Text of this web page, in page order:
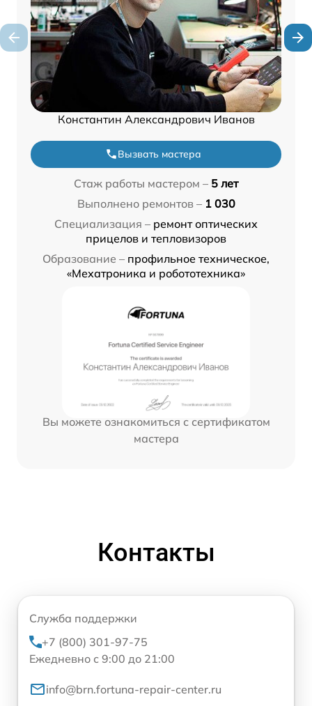
Константин Александрович Иванов
Вызвать мастера
Стаж работы мастером – 5 лет
Выполнено ремонтов – 1 030
Специализация – ремонт оптических
прицелов и тепловизоров
Образование – профильное техническое,
«Мехатроника и робототехника»
Вы можете ознакомиться с сертификатом
мастера
Контакты
Служба поддержки
+7 (800) 301-97-75
Ежедневно с 9:00 до 21:00
info@brn.fortuna-repair-center.ru